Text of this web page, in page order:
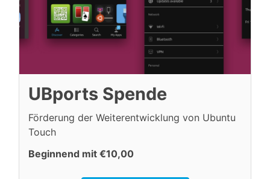
UBports Spende
Förderung der Weiterentwicklung von Ubuntu
Touch
Beginnend mit €10,00